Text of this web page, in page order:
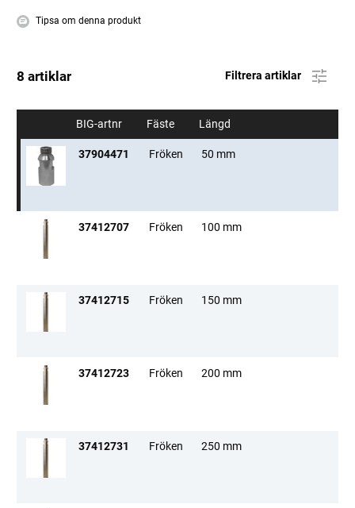
Tipsa om denna produkt
8 artiklar Filtrera artiklar
BIG-artnr Fäste Längd
37904471 Fröken 50 mm
37412707 Fröken 100 mm
37412715 Fröken 150 mm
37412723 Fröken 200 mm
37412731 Fröken 250 mm